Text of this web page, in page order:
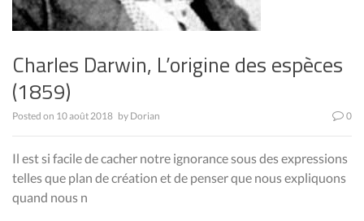
Charles Darwin, L’origine des espèces
(1859)
Posted on 10 août 2018 by Dorian 0
Il est si facile de cacher notre ignorance sous des expressions
telles que plan de création et de penser que nous expliquons
quand nous n